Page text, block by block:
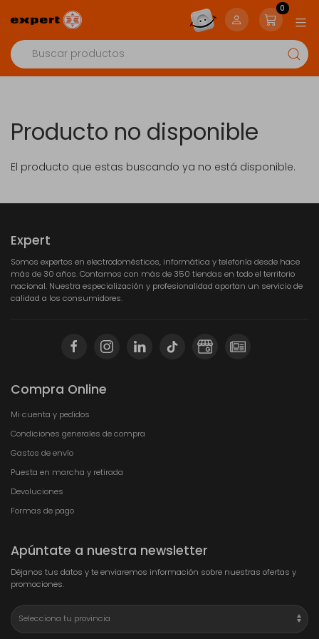
0
Producto no disponible
El producto que estas buscando ya no está disponible.
Expert
Somos expertos en electrodomésticos, informática y telefonía desde hace
más de 30 años. Contamos con más de 350 tiendas en todo el territorio
nacional. Nuestra especialización y profesionalidad aportan un servicio de
calidad a los consumidores.
Compra Online
Mi cuenta y pedidos
Condiciones generales de compra
Gastos de envío
Puesta en marcha y retirada
Devoluciones
Formas de pago
Apúntate a nuestra newsletter
Déjanos tus datos y te enviaremos información sobre nuestras ofertas y
promociones.